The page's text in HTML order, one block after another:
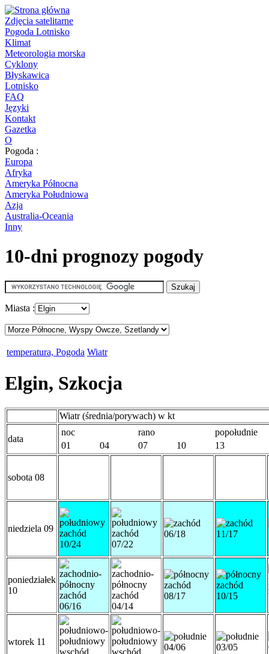
Zdjęcia satelitarne
Pogoda Lotnisko
Klimat
Meteorologia morska
Cyklony
Błyskawica
Lotnisko
FAQ
Języki
Kontakt
Gazetka
O
Pogoda :
Europa
Afryka
Ameryka Północna
Ameryka Południowa
Azja
Australia-Oceania
Inny
10-dni prognozy pogody
Miasta :
temperatura, Pogoda Wiatr
Elgin, Szkocja
Wiatr (średnia/porywach) w kt
data
noc rano
popołudnie
01
04 07 10 13
sobota 08
niedziela 09
10/24
07/22
06/18 11/17
poniedziałek
10
06/16
04/14
08/17 10/15
wtorek 11
04/06 03/05